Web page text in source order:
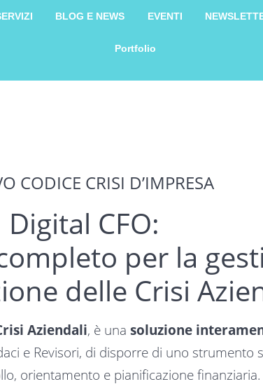
BLOG E NEWS EVENTI
Portfolio
CODICE CRISI D’IMPRESA
Digital CFO:
per la
delle Crisi
Aziendali, è una soluzione
e Revisori, di disporre di uno strumento
orientamento e pianificazione finanziaria.